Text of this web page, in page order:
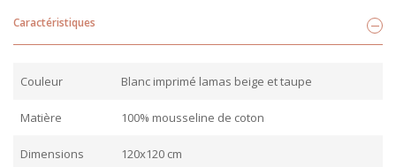
Caractéristiques
Couleur Blanc imprimé lamas beige et taupe
Matière 100% mousseline de coton
Dimensions 120x120 cm